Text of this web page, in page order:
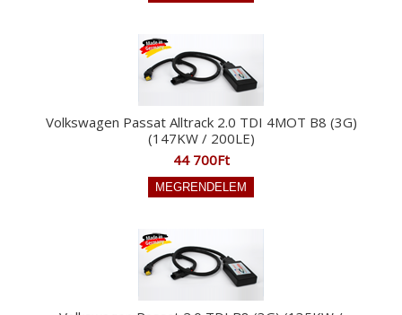
Volkswagen Passat Alltrack 2.0 TDI 4MOT B8 (3G)
(147KW / 200LE)
44 700Ft